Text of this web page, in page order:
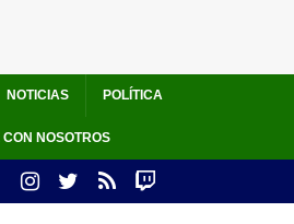
NOTICIAS POLÍTICA
CON NOSOTROS